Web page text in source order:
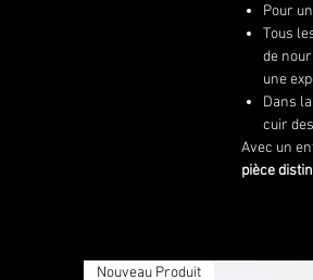
Pour
Tous
de
une
Dans
cuir
Avec un
pièce
Nouveau Produit